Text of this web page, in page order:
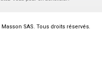
SAS. Tous droits réservés.